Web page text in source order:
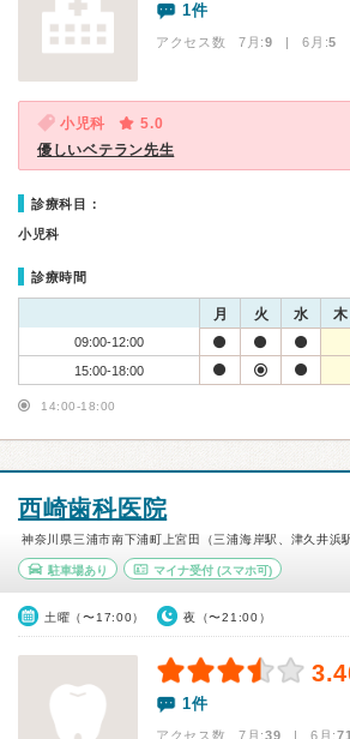
1件
アクセス数 7月:9 | 6月:5
小児科
5.0
優しいベテラン先生
診療科目：
小児科
診療時間
月 火 水 木
09:00-12:00
15:00-18:00
14:00-18:00
西崎歯科医院
神奈川県三浦市南下浦町上宮田（三浦海岸駅、津久井浜
駐車場あり マイナ受付(スマホ可)
土曜（〜17:00） 夜（〜21:00）
1件
アクセス数 7月:39 | 6月:71